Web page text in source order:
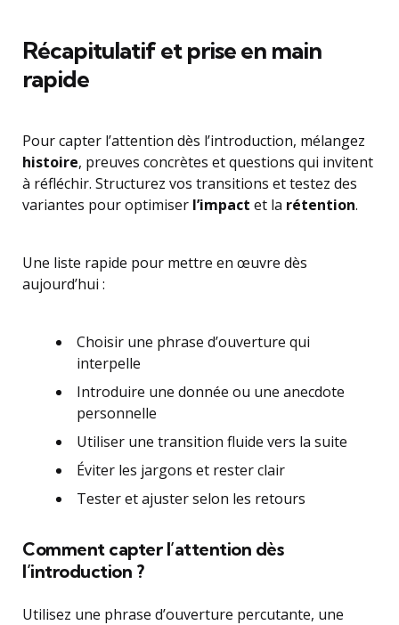
Récapitulatif et prise en main
rapide
Pour capter l’attention dès l’introduction, mélangez
histoire, preuves concrètes et questions qui invitent
à réfléchir. Structurez vos transitions et testez des
variantes pour optimiser l’impact et la rétention.
Une liste rapide pour mettre en œuvre dès
aujourd’hui :
Choisir une phrase d’ouverture qui
interpelle
Introduire une donnée ou une anecdote
personnelle
Utiliser une transition fluide vers la suite
Éviter les jargons et rester clair
Tester et ajuster selon les retours
Comment capter l’attention dès
l’introduction ?
Utilisez une phrase d’ouverture percutante, une